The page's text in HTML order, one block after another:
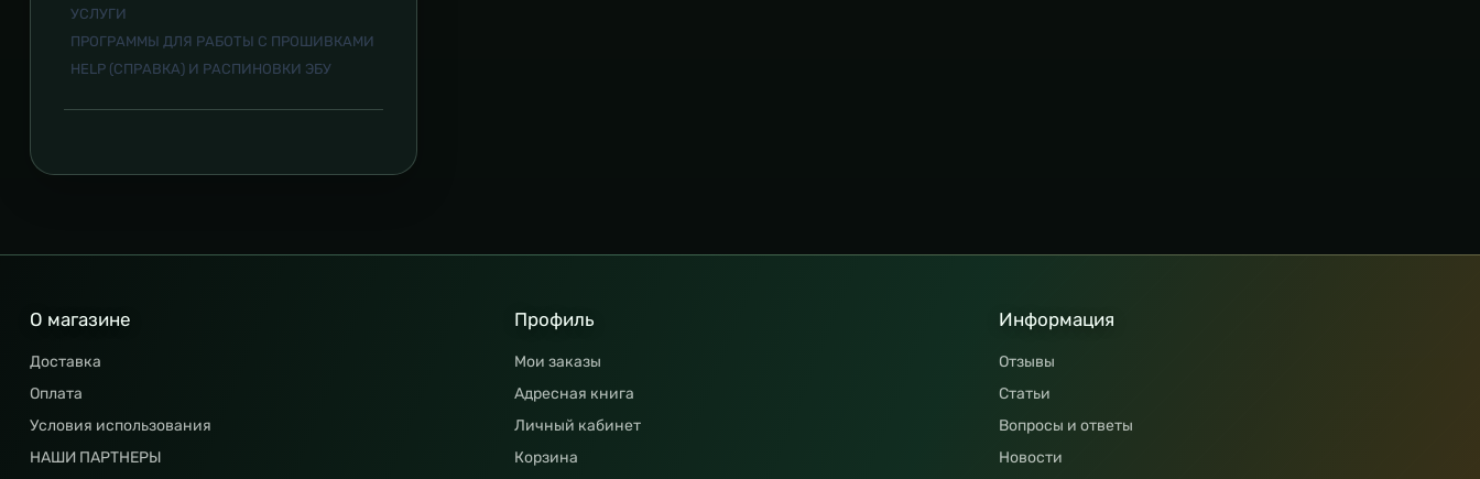
УСЛУГИ
ПРОГРАММЫ ДЛЯ РАБОТЫ С ПРОШИВКАМИ
HELP (СПРАВКА) И РАСПИНОВКИ ЭБУ
О магазине
Доставка
Оплата
Условия использования
НАШИ ПАРТНЕРЫ
Профиль
Мои заказы
Адресная книга
Личный кабинет
Корзина
Информация
Отзывы
Статьи
Вопросы и ответы
Новости